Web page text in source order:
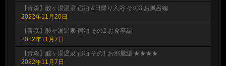
【青森】酸ヶ湯温泉 宿泊 &日帰り入浴 その3 お風呂編
2022年11月20日
【青森】酸ヶ湯温泉 宿泊 その2 お食事編
2022年11月7日
【青森】酸ヶ湯温泉 宿泊 その1 お部屋編 ★★★★
2022年11月7日